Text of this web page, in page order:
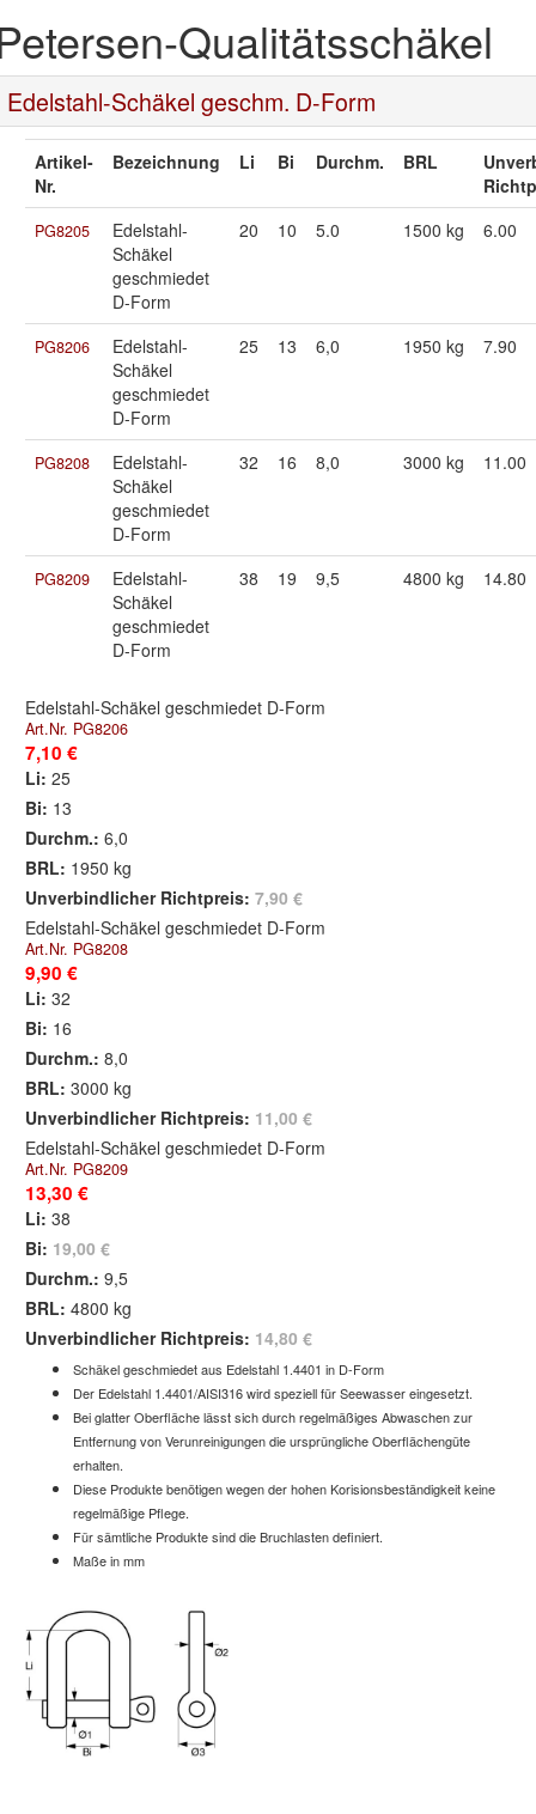
Qualitätsschäkel
Edelstahl-Schäkel geschm. D-Form
Artikel-
Nr.
Bezeichnung Li Bi Durchm. BRL
PG8205
Edelstahl-
Schäkel
geschmiedet
D-Form
20 10 5.0 1500 kg 6.00
PG8206
Edelstahl-
Schäkel
geschmiedet
D-Form
25 13 6,0 1950 kg 7.90
PG8208
Edelstahl-
Schäkel
geschmiedet
D-Form
32 16 8,0 3000 kg 11.00
PG8209
Edelstahl-
Schäkel
geschmiedet
D-Form
38 19 9,5 4800 kg 14.80
Edelstahl-Schäkel geschmiedet D-Form
Art.Nr. PG8206
7,10 €
Li: 25
Bi: 13
Durchm.: 6,0
BRL: 1950 kg
Unverbindlicher Richtpreis: 7,90 €
Edelstahl-Schäkel geschmiedet D-Form
Art.Nr. PG8208
9,90 €
Li: 32
Bi: 16
Durchm.: 8,0
BRL: 3000 kg
Unverbindlicher Richtpreis: 11,00 €
Edelstahl-Schäkel geschmiedet D-Form
Art.Nr. PG8209
13,30 €
Li: 38
Bi: 19,00 €
Durchm.: 9,5
BRL: 4800 kg
Unverbindlicher Richtpreis: 14,80 €
Schäkel geschmiedet aus Edelstahl 1.4401 in D-Form
Der Edelstahl 1.4401/AISI316 wird speziell für Seewasser eingesetzt.
Bei glatter Oberfläche lässt sich durch regelmäßiges Abwaschen zur
Entfernung von Verunreinigungen die ursprüngliche Oberflächengüte
erhalten.
Diese Produkte benötigen wegen der hohen Korisionsbeständigkeit keine
regelmäßige Pflege.
Für sämtliche Produkte sind die Bruchlasten definiert.
Maße in mm